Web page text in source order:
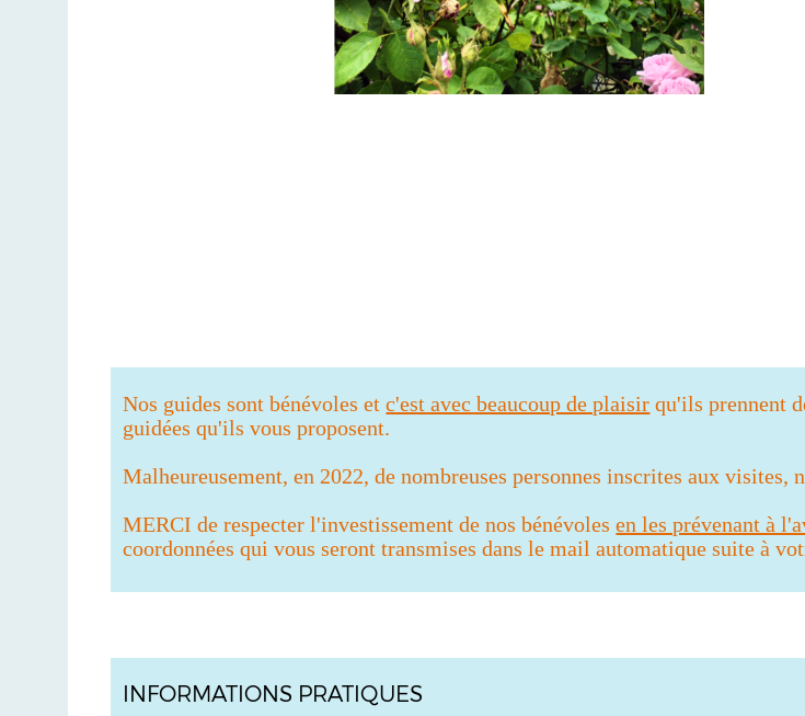
Nos guides sont bénévoles etc'est avec beaucoup de plaisir qu'ils prennent
guidées qu'ils vous proposent.
Malheureusement, en 2022, de nombreuses personnes inscrites aux visites,
MERCI de respecter l'investissement de nos bénévolesen les prévenant à
coordonnées qui vous seront transmises dans le mail automatique suite à
INFORMATIONS PRATIQUES